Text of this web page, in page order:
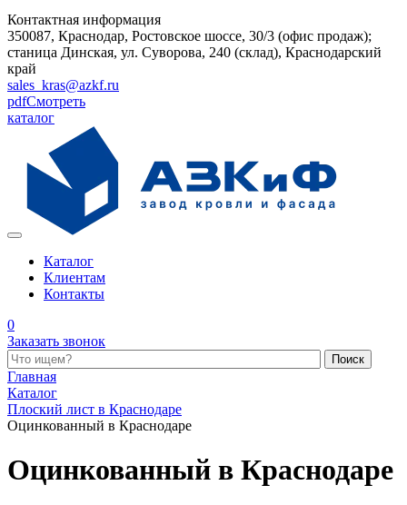
Контактная информация
350087, Краснодар, Ростовское шоссе, 30/3 (офис продаж);
станица Динская, ул. Суворова, 240 (склад), Краснодарский
край
sales_kras@azkf.ru
pdfСмотреть
каталог
Каталог
Клиентам
Контакты
0
Заказать звонок
Поиск по каталогу
Главная
Каталог
Плоский лист в Краснодаре
Оцинкованный в Краснодаре
Оцинкованный в Краснодаре